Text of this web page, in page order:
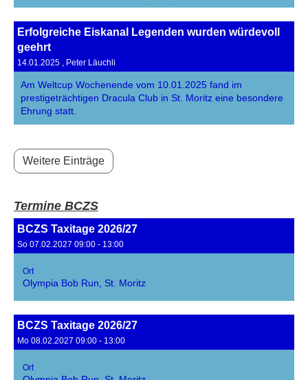
Erfolgreiche Eiskanal Legenden wurden würdevoll
geehrt
14.01.2025 , Peter Läuchli
Am Weltcup Wochenende vom 10.01.2025 fand im
prestigeträchtigen Dracula Club in St. Moritz eine besondere
Ehrung statt.
Weitere Einträge
Termine BCZS
BCZS Taxitage 2026/27
So 07.02.2027 09:00 - 13:00
Ort
Olympia Bob Run, St. Moritz
BCZS Taxitage 2026/27
Mo 08.02.2027 09:00 - 13:00
Ort